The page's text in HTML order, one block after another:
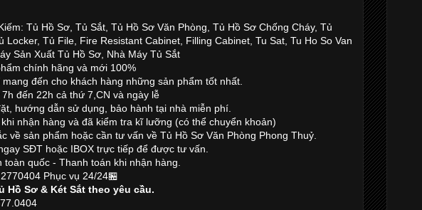
Tủ Hồ Sơ, Tủ Sắt, Tủ Hồ Sơ Văn Phòng, Tủ Hồ Sơ Chống Cháy, Tủ
Locker, Tủ File, Fire Resistant Cabinet, Filling Cabinet, Tu Sat, Tu Ho So Van
Sản Xuất Tủ Hồ Sơ, Nhà Máy Tủ Sắt
chính hãng và mới 100%
mang đến cho khách hàng những sản phẩm tốt nhất.
đến 22h cả thứ 7,CN và ngày lễ
hướng dẫn sử dụng, bảo hành tại nhà miễn phí.
nhận hàng và đã kiểm tra kĩ lưỡng (có thể chuyển khoản)
về sản phẩm hoặc cần tư vấn về Tủ Hồ Sơ Văn Phòng Phong Thuỷ.
SĐT hoặc IBOX trực tiếp để được tư vấn.
toàn quốc - Thanh toán khi nhận hàng.
Phục vụ 24/24🏪
Hồ Sơ & Két Sắt theo yêu cầu.